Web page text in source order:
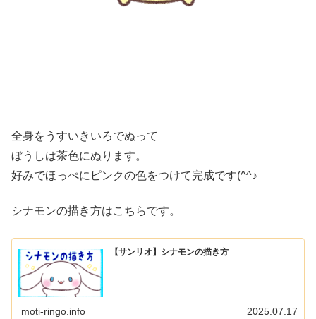
全身をうすいきいろでぬって
ぼうしは茶色にぬります。
好みでほっぺにピンクの色をつけて完成です(^^♪
シナモンの描き方はこちらです。
【サンリオ】シナモンの描き方
...
moti-ringo.info 2025.07.17